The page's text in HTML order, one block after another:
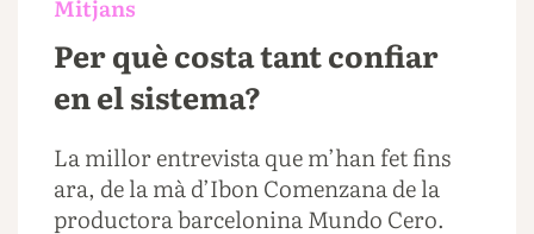
Mitjans
Per què costa tant confiar
en el sistema?
La millor entrevista que m’han fet fins
ara, de la mà d’Ibon Comenzana de la
productora barcelonina Mundo Cero.